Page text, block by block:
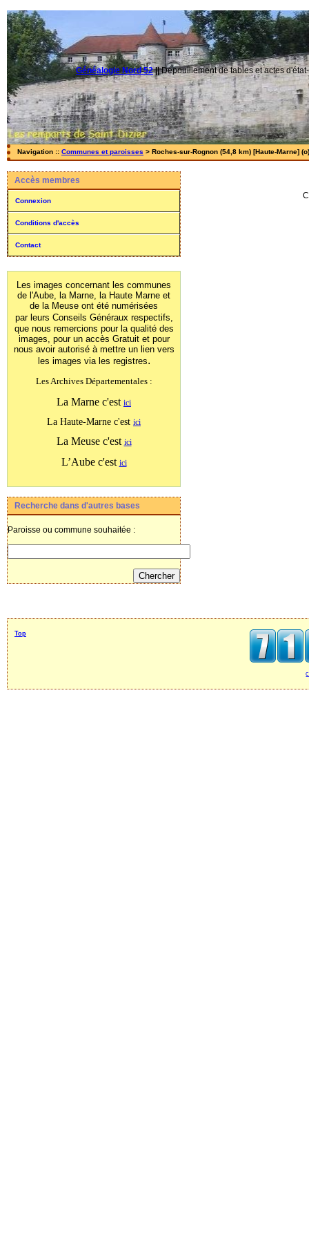
Généalogie Nord 52||Dépouillement de tables et actes
Navigation :: Communes et paroisses > Roches-sur-Rognon (54,8 km) [Haute-Marne] (o)
Accès membres
Connexion
Conditions d'accès
Contact
Les images concernant les communes
de l'Aube, la Marne, la Haute Marne et
de la Meuse ont été numérisées
par leurs Conseils Généraux respectifs,
que nous remercions pour la qualité des
images, pour un accès Gratuit et pour
nous avoir autorisé à mettre un lien vers
les images via les registres.
Les Archives Départementales :
La Marne c'est ici
La Haute-Marne c'est ici
La Meuse c'est ici
L’Aube c'est ici
Recherche dans d'autres bases
Paroisse ou commune souhaitée :
Top